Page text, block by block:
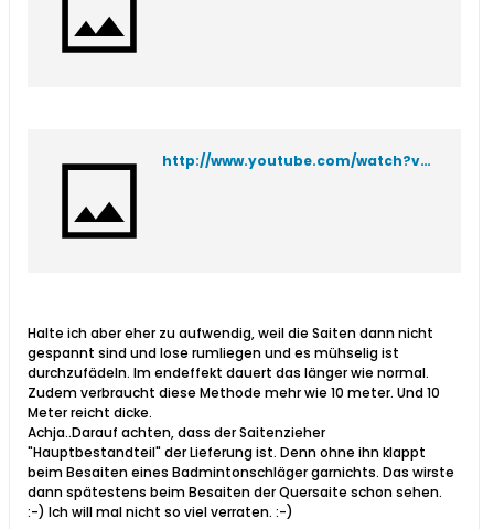
http://www.youtube.com/watch?v=j0Iy5fuBt3A
Halte ich aber eher zu aufwendig, weil die Saiten dann nicht
gespannt sind und lose rumliegen und es mühselig ist
durchzufädeln. Im endeffekt dauert das länger wie normal.
Zudem verbraucht diese Methode mehr wie 10 meter. Und 10
Meter reicht dicke.
Achja..Darauf achten, dass der Saitenzieher
"Hauptbestandteil" der Lieferung ist. Denn ohne ihn klappt
beim Besaiten eines Badmintonschläger garnichts. Das wirste
dann spätestens beim Besaiten der Quersaite schon sehen.
:-) Ich will mal nicht so viel verraten. :-)